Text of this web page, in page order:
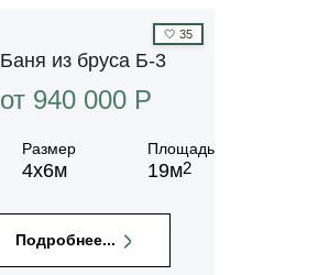
🤍 35
Баня из бруса Б-3
от 940 000 P
Размер
4х6м
Площадь
19м2
Подробнее...